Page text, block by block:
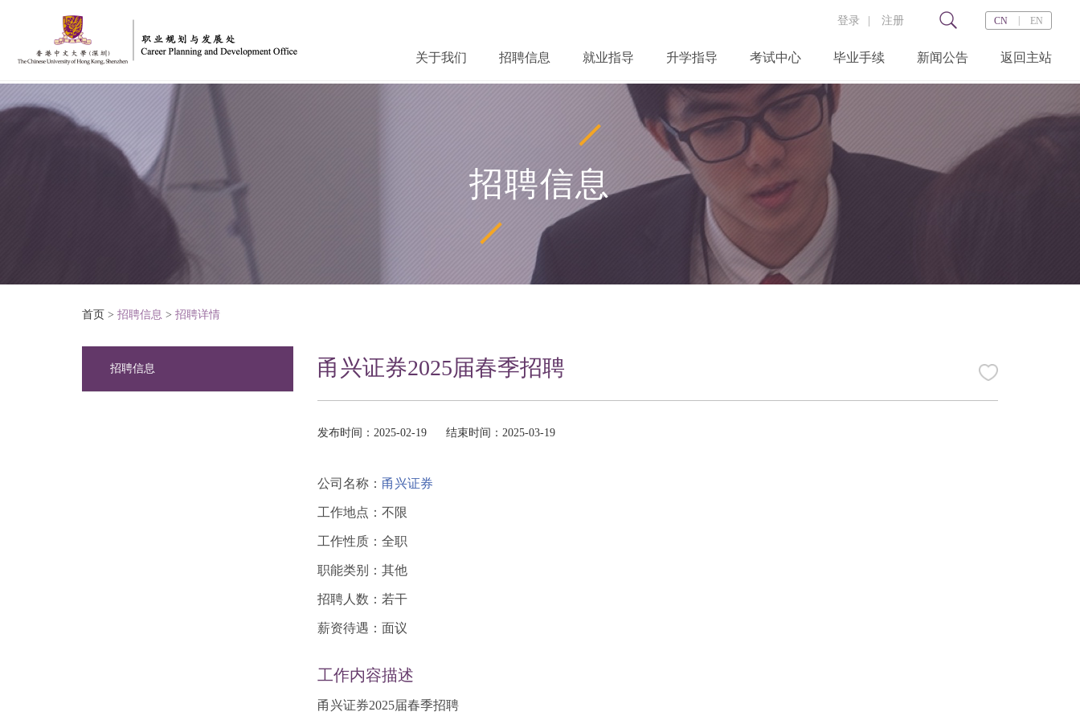
登录 注册 CN EN
关于我们 招聘信息 就业指导 升学指导 考试中心 毕业手续 新闻公告 返回主站
招聘信息
首页 > 招聘信息 > 招聘详情
招聘信息 甬兴证券2025届春季招聘
发布时间：2025-02-19 结束时间：2025-03-19
公司名称： 甬兴证券
工作地点：不限
工作性质：全职
职能类别：其他
招聘人数：若干
薪资待遇：面议
工作内容描述
甬兴证券2025届春季招聘